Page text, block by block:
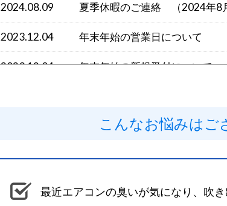
2024.08.09 夏季休暇のご連絡 （2024年8
2023.12.04 年末年始の営業日について
2023.12.04 年末年始の新規受付について
こんなお悩みはご
最近エアコンの臭いが気になり、吹